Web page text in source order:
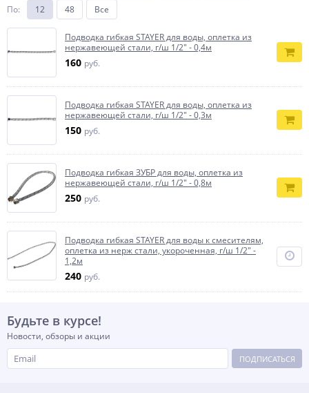
По: 12 48 Все
Подводка гибкая STAYER для воды, оплетка из
нержавеющей стали, г/ш 1/2″ - 0,4м
160 руб.
Подводка гибкая STAYER для воды, оплетка из
нержавеющей стали, г/ш 1/2″ - 0,3м
150 руб.
Подводка гибкая ЗУБР для воды, оплетка из
нержавеющей стали, г/ш 1/2″ - 0,8м
250 руб.
Подводка гибкая STAYER для воды к смесителям,
оплетка из нерж стали, укороченная, г/ш 1/2″ -
1,2м
240 руб.
Будьте в курсе!
Новости, обзоры и акции
ПОДПИСАТЬСЯ